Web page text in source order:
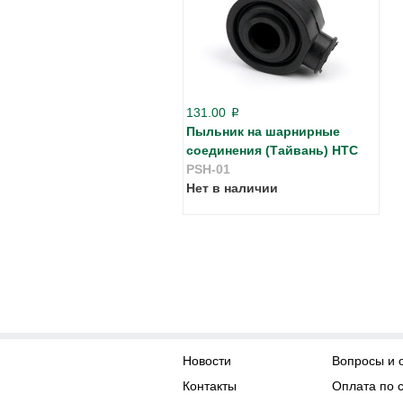
131.00 p
Пыльник на шарнирные
соединения (Тайвань) HTC
PSH-01
Нет в наличии
Новости
Контакты
Вопросы и
Оплата по